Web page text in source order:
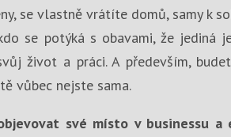
se vlastně vrátíte domů, samy k
se potýká s obavami, že jediná
život a práci. A především,
vůbec nejste sama.
své místo v businessu